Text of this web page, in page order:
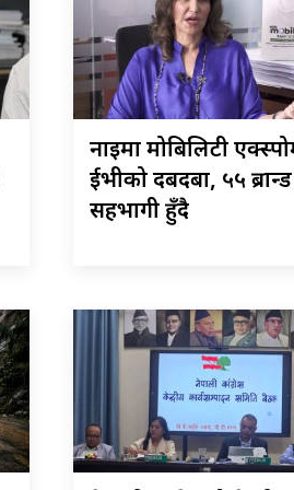
नाइमा मोबिलिटी
ईभीको दबदबा, ५५ ब्रान्ड
सहभागी हुँदै